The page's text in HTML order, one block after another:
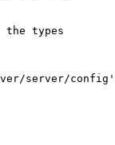
the file:
types
server/